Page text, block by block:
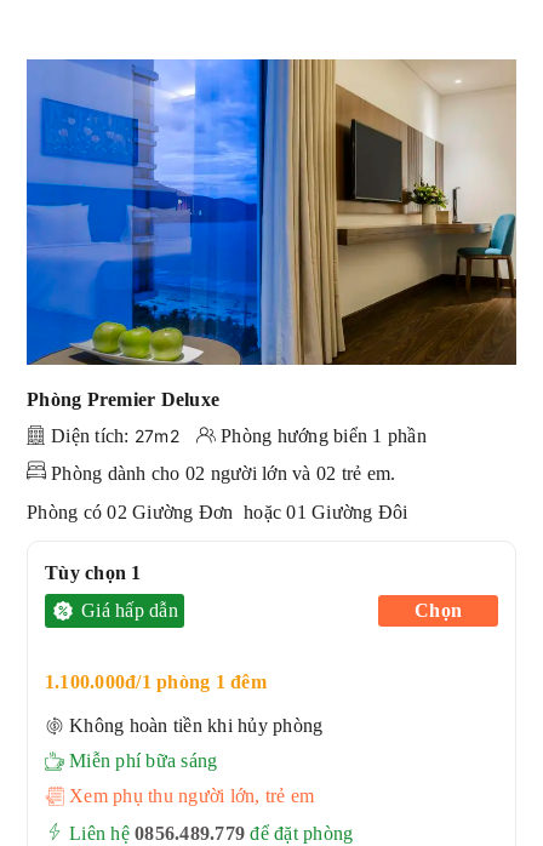
Phòng Premier Deluxe
Diện tích: 27m2
Phòng hướng biển 1 phần
Phòng dành cho 02 người lớn và 02 trẻ em.
Phòng có 02 Giường Đơn hoặc 01 Giường Đôi
Tùy chọn 1
Giá hấp dẫn
1.100.000đ/1 phòng 1 đêm
Không hoàn tiền khi hủy phòng
Miễn phí bữa sáng
Xem phụ thu người lớn, trẻ em
Liên hệ 0856.489.779 để đặt phòng
Chọn